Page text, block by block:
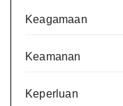
Keagamaan
Keamanan
Keperluan